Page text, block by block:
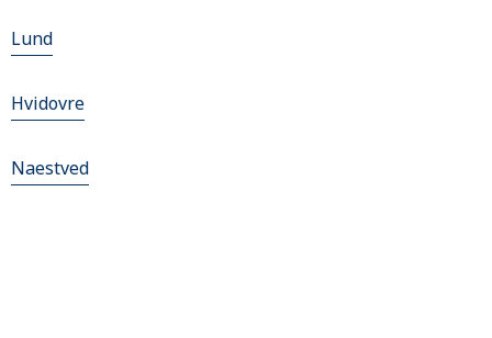
Lund
Hvidovre
Naestved